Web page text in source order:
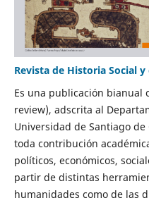
Revista de Historia Social
Es una publicación bianual
review), adscrita al
Universidad de Santiago
toda contribución
políticos, económicos,
partir de distintas
humanidades como de las